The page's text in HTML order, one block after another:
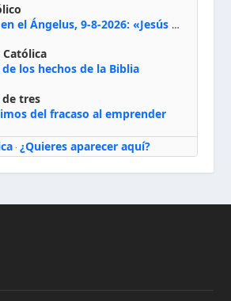
Papa León Xiv en el Ángelus, 9-8-2026: «Jesús no nos abandona y si lo acogemos con humildad con la oración, los sacramentos y la escucha de su Palabra, en Él encontraremos paz, luz y fuerza para nuestro camino»
Católica
los hechos de la Biblia
tres
del fracaso al emprender
· ¿Quieres aparecer aquí?